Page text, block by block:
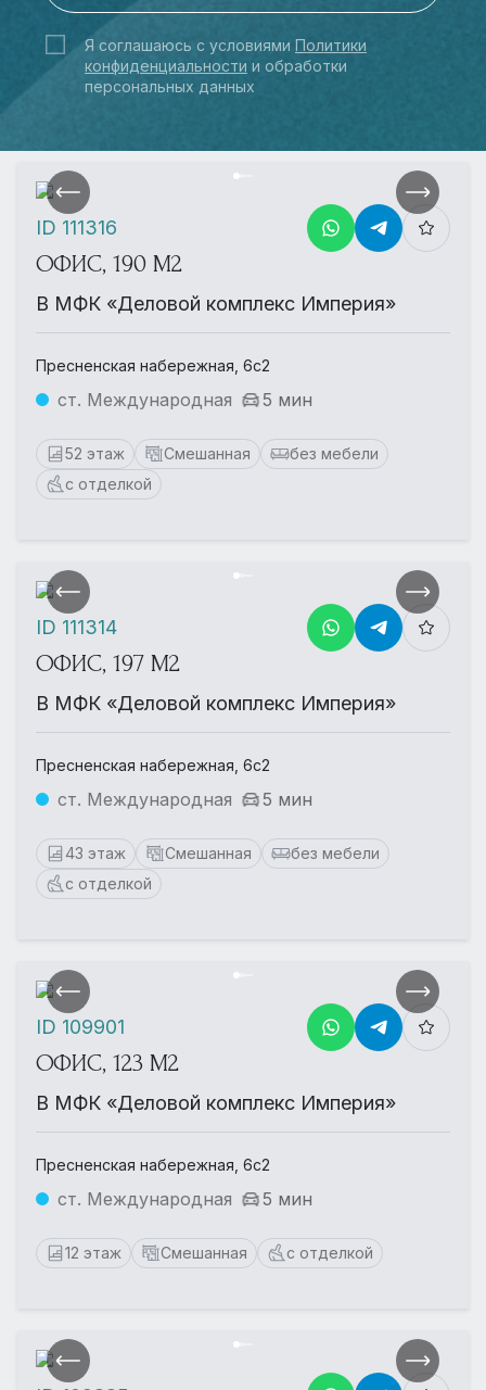
Я соглашаюсь с условиями Политики
конфиденциальности и обработки
персональных данных
ОФИС, 190 М2
В МФК «Деловой комплекс Империя»
Пресненская набережная, 6с2
ст. Международная 5 мин
52 этаж Смешанная
без мебели
с отделкой
ID 111316
ОФИС, 197 М2
В МФК «Деловой комплекс Империя»
Пресненская набережная, 6с2
ст. Международная 5 мин
43 этаж Смешанная
без мебели
с отделкой
ID 111314
ОФИС, 123 М2
В МФК «Деловой комплекс Империя»
Пресненская набережная, 6с2
ст. Международная 5 мин
12 этаж Смешанная с отделкой
ID 109901